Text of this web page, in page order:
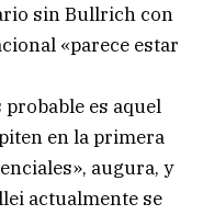
sin Bullrich con
«parece estar
probable es aquel
en la primera
augura, y
actualmente se